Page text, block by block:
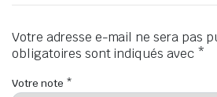
Votre adresse e-mail ne sera pas
obligatoires sont indiqués avec *
Votre note *